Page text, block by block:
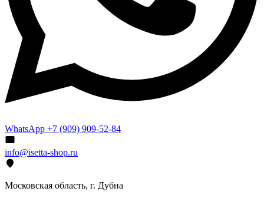
WhatsApp +7 (909) 909-52-84
info@isetta-shop.ru
Московская область, г. Дубна